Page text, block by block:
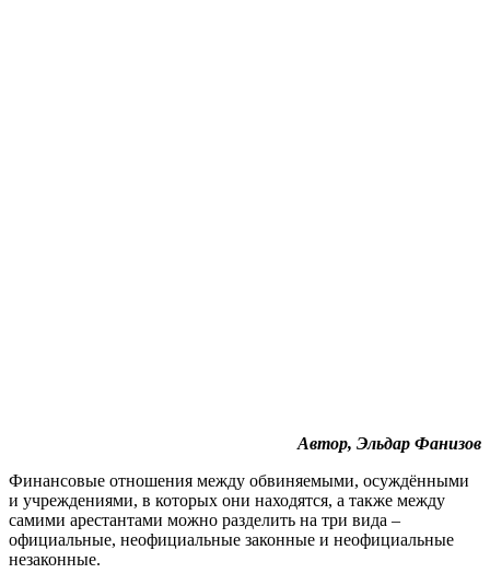
Автор, Эльдар Фанизов
Финансовые отношения между обвиняемыми, осуждёнными
и учреждениями, в которых они находятся, а также между
самими арестантами можно разделить на три вида –
официальные, неофициальные законные и неофициальные
незаконные.